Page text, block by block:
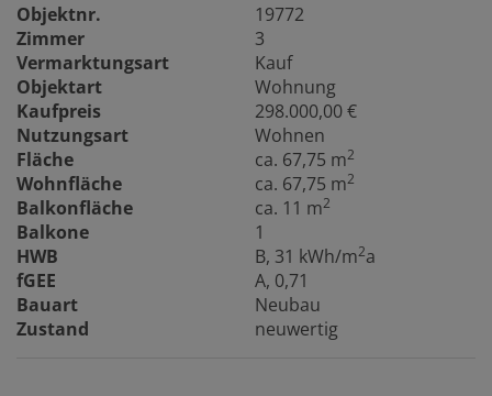
Objektnr.
19772
Zimmer
3
Vermarktungsart
Kauf
Objektart
Wohnung
Kaufpreis
298.000,00 €
Nutzungsart
Wohnen
Fläche
ca. 67,75 m2
Wohnfläche ca. 67,75 m2
Balkonfläche ca. 11 m2
Balkone
1
HWB
B, 31 kWh/m2a
fGEE
A, 0,71
Bauart
Neubau
Zustand
neuwertig